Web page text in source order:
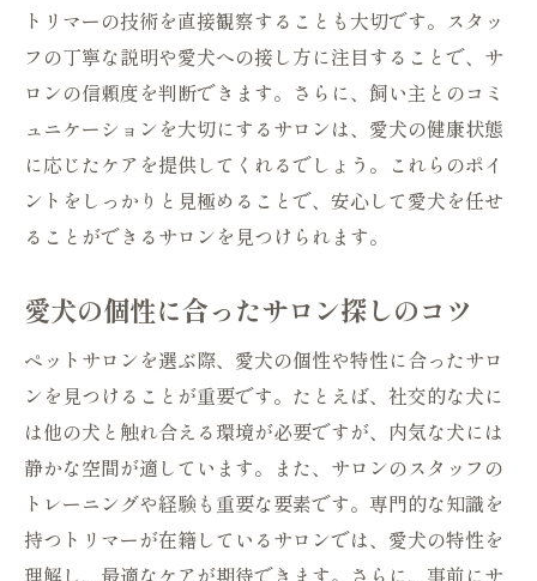
愛犬との時間を特別にするペットサロンの新し
いトレンド
ペットサロンでの体験型サービスの紹介
愛犬のための新しいエンターテイメント
イベントやワークショップでの交流
ペットと飼い主が楽しめるサービス
季節ごとの特別メニューの提案
ペットサロンが提供する暮らしのアイデア
ートする秘密
トリミングが健康に与える影響
毛並みの手入れで健康維持
トリミングの頻度とその効果
健康状態の早期発見を可能にするトリミン
グ
トリマーの技術を直接観察することも大切です。スタッ
フの丁寧な説明や愛犬への接し方に注目することで、サ
ロンの信頼度を判断できます。さらに、飼い主とのコミ
ュニケーションを大切にするサロンは、愛犬の健康状態
に応じたケアを提供してくれるでしょう。これらのポイ
ントをしっかりと見極めることで、安心して愛犬を任せ
ることができるサロンを見つけられます。
愛犬の個性に合ったサロン探しのコツ
ペットサロンを選ぶ際、愛犬の個性や特性に合ったサロ
ンを見つけることが重要です。たとえば、社交的な犬に
は他の犬と触れ合える環境が必要ですが、内気な犬には
静かな空間が適しています。また、サロンのスタッフの
トレーニングや経験も重要な要素です。専門的な知識を
持つトリマーが在籍しているサロンでは、愛犬の特性を
理解し、最適なケアが期待できます。さらに、事前にサ